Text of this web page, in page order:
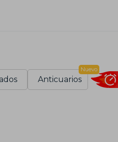
Anticuarios
Nuevo